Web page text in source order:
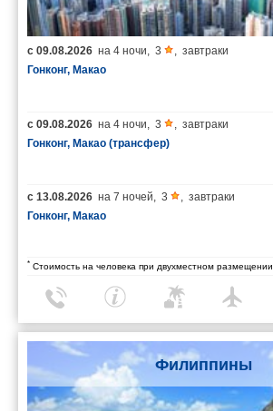
с 09.08.2026 на 4 ночи, 3 , завтраки
Гонконг, Макао
с 09.08.2026 на 4 ночи, 3 , завтраки
Гонконг, Макао (трансфер)
с 13.08.2026 на 7 ночей, 3 , завтраки
Гонконг, Макао
* Стоимость на человека при двухместном размещении
Филиппины